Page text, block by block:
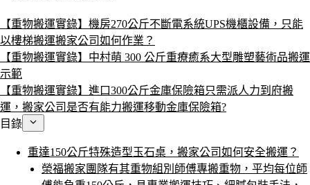
【重物搬運實錄】機房270公斤不斷電系統UPS機櫃設備，只能
以樓梯搬運搬家公司如何作業？
【重物搬運實錄】中村萌 300 公斤重療癒系大型雕塑藝術品搬運
示範
【重物搬運實錄】進口300公斤金庫保險箱只需派人力到府搬
運，搬家公司是否有能力搬運移動金庫保險箱?
目錄
重達150公斤特殊造型玉石桌，搬家公司如何安全搬運？
榮福搬家團隊有其重物組別師傅專搬重物，平均每位師